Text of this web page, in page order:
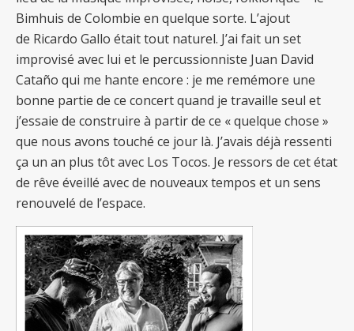
Bimhuis de Colombie en quelque sorte. L’ajout
de Ricardo Gallo était tout naturel. J’ai fait un set
improvisé avec lui et le percussionniste Juan David
Cataño qui me hante encore : je me remémore une
bonne partie de ce concert quand je travaille seul et
j’essaie de construire à partir de ce « quelque chose »
que nous avons touché ce jour là. J’avais déjà ressenti
ça un an plus tôt avec Los Tocos. Je ressors de cet état
de rêve éveillé avec de nouveaux tempos et un sens
renouvelé de l’espace.